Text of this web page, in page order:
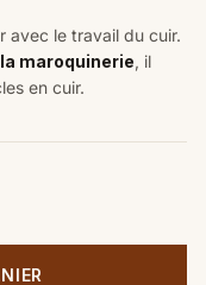
avec le travail du cuir.
maroquinerie, il
en cuir.